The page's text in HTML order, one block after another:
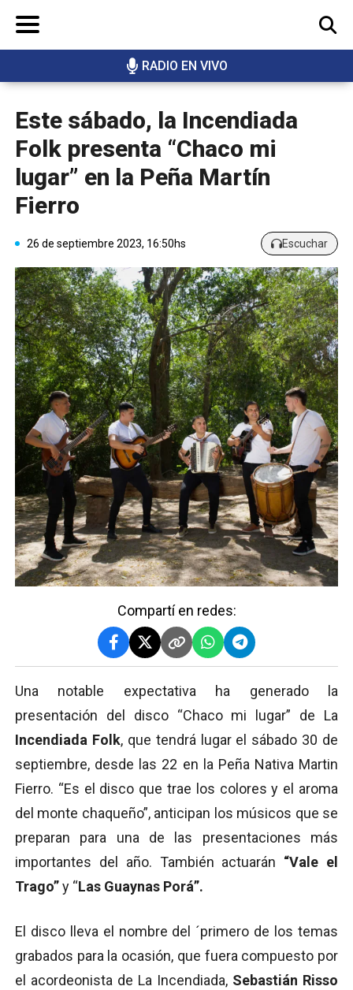
RADIO EN VIVO
BUSCAR
Este sábado, la Incendiada
Folk presenta “Chaco mi
lugar” en la Peña Martín
Fierro
26 de septiembre 2023, 16:50hs Escuchar
Compartí en redes:
Una notable expectativa ha generado la
presentación del disco “Chaco mi lugar” de La
Incendiada Folk, que tendrá lugar el sábado 30 de
septiembre, desde las 22 en la Peña Nativa Martin
Fierro. “Es el disco que trae los colores y el aroma
del monte chaqueño”, anticipan los músicos que se
preparan para una de las presentaciones más
importantes del año. También actuarán “Vale el
Trago”y “Las Guaynas Porá”.
El disco lleva el nombre del ´primero de los temas
grabados para la ocasión, que fuera compuesto por
el acordeonista de La Incendiada, Sebastián Risso